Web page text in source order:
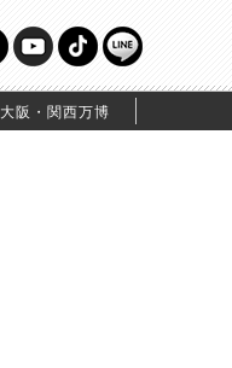
大阪・関西万博